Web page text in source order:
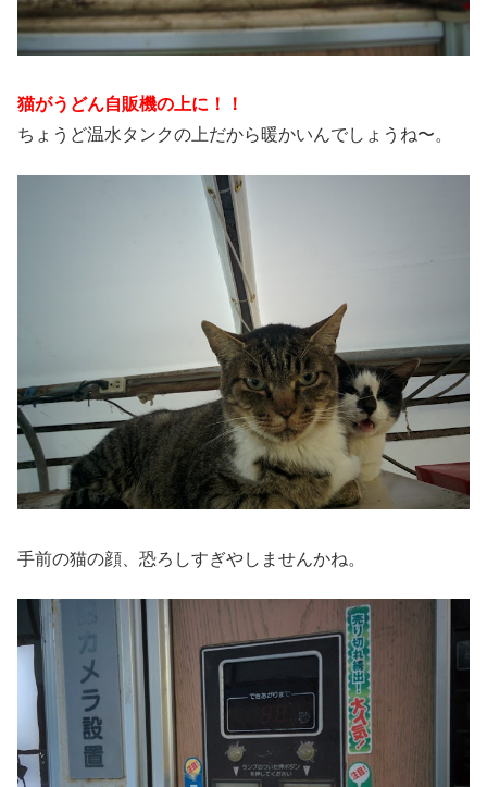
猫がうどん自販機の上に！！
ちょうど温水タンクの上だから暖かいんでしょうね〜。
手前の猫の顔、恐ろしすぎやしませんかね。